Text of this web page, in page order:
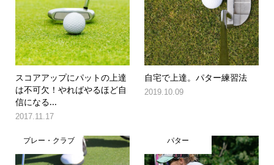
スコアアップにパットの上達
は不可欠！やればやるほど自
信になる...
2017.11.17
自宅で上達。パター練習法
2019.10.09
プレー・クラブ パター